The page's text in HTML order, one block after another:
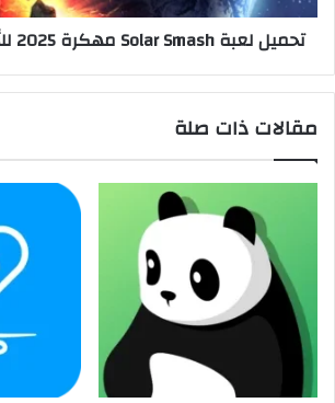
تحميل لعبة Solar Smash مهكرة 2025 للأندرويد APK مجاناً
مقالات ذات صلة